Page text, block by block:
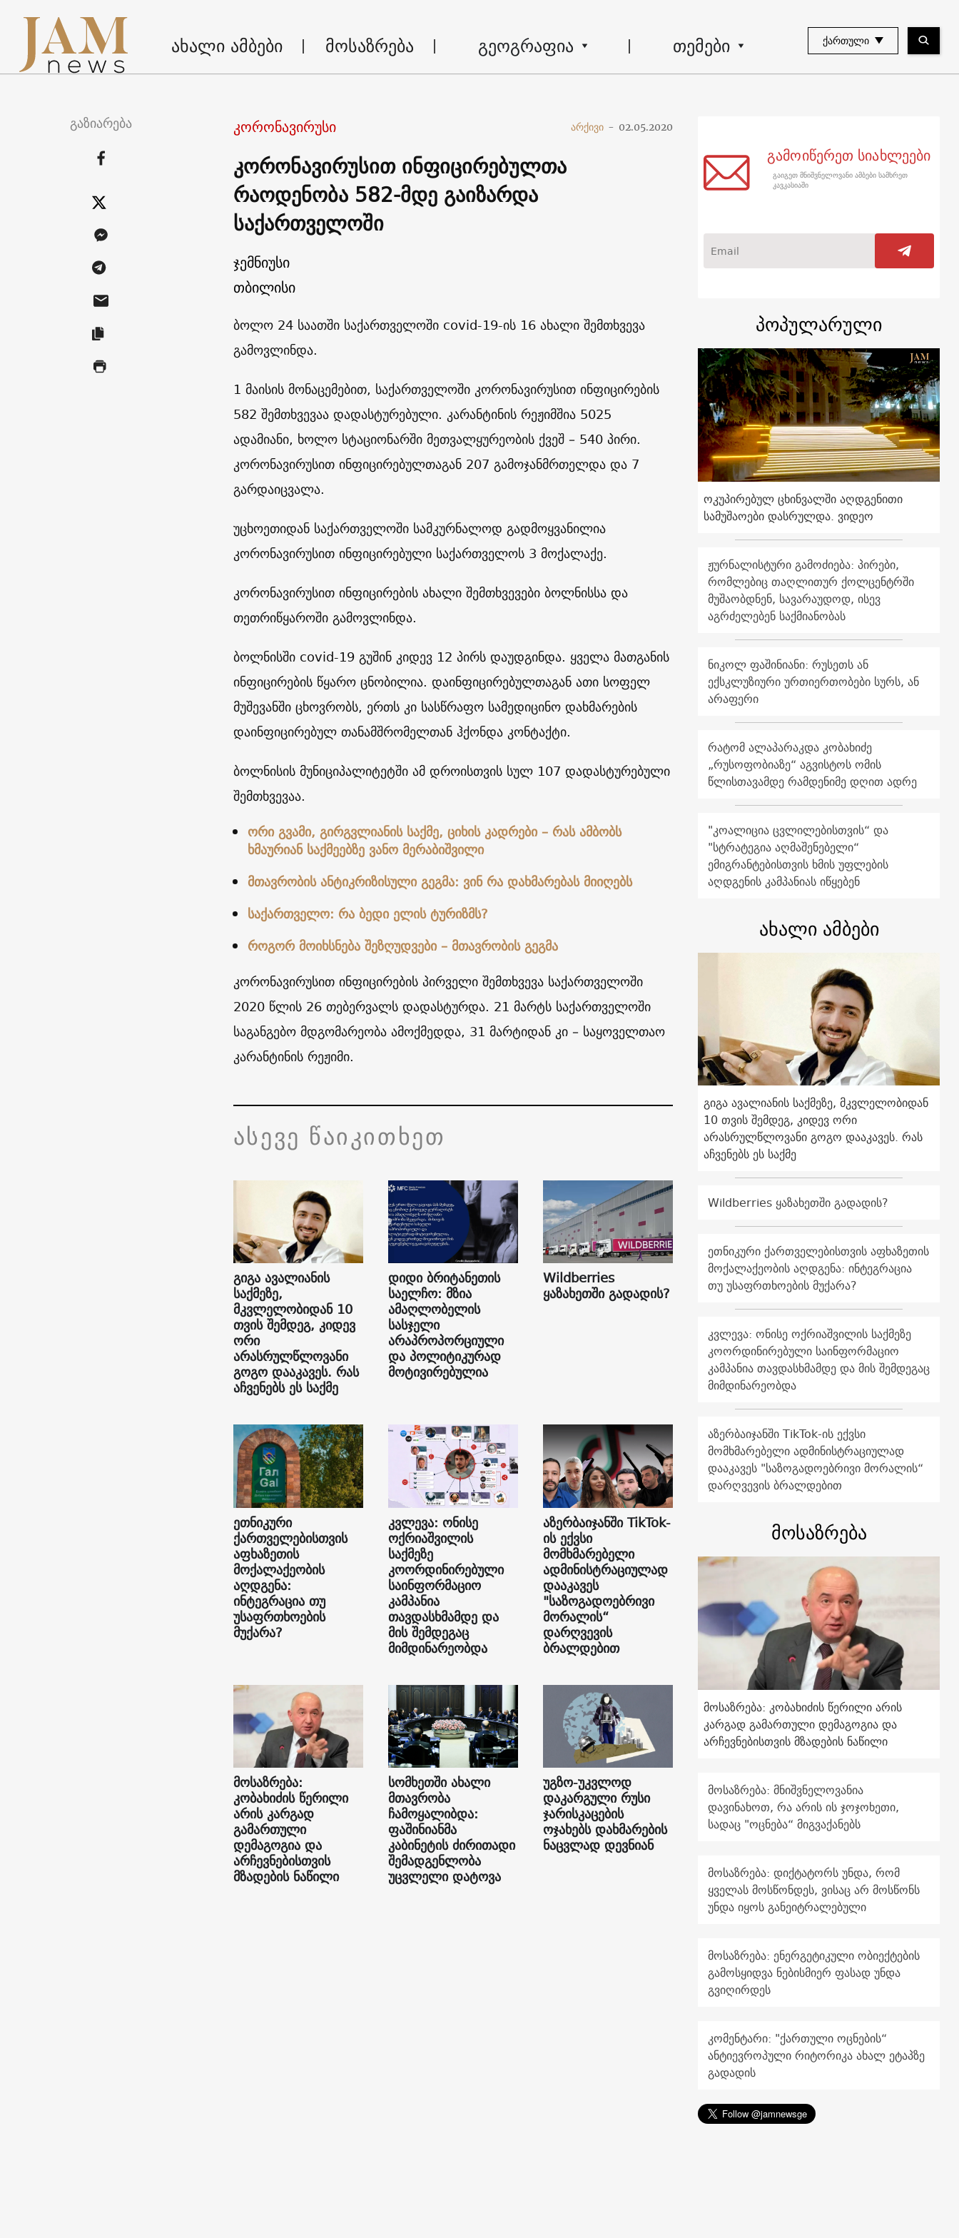
ახალი ამბები მოსაზრება გეოგრაფია თემები ᲥᲐᲠᲗᲣᲚᲘ
გაზიარება კორონავირუსი არქივი - 02.05.2020
კორონავირუსით ინფიცირებულთა
რაოდენობა 582-მდე გაიზარდა
საქართველოში
ჯემნიუსი
თბილისი
ბოლო 24 საათში საქართველოში covid-19-ის 16 ახალი შემთხვევა
გამოვლინდა.
1 მაისის მონაცემებით, საქართველოში კორონავირუსით ინფიცირების
582 შემთხვევაა დადასტურებული. კარანტინის რეჟიმშია 5025
ადამიანი, ხოლო სტაციონარში მეთვალყურეობის ქვეშ – 540 პირი.
კორონავირუსით ინფიცირებულთაგან 207 გამოჯანმრთელდა და 7
გარდაიცვალა.
უცხოეთიდან საქართველოში სამკურნალოდ გადმოყვანილია
კორონავირუსით ინფიცირებული საქართველოს 3 მოქალაქე.
კორონავირუსით ინფიცირების ახალი შემთხვევები ბოლნისსა და
თეთრიწყაროში გამოვლინდა.
ბოლნისში covid-19 გუშინ კიდევ 12 პირს დაუდგინდა. ყველა მათგანის
ინფიცირების წყარო ცნობილია. დაინფიცირებულთაგან ათი სოფელ
მუშევანში ცხოვრობს, ერთს კი სასწრაფო სამედიცინო დახმარების
დაინფიცირებულ თანამშრომელთან ჰქონდა კონტაქტი.
ბოლნისის მუნიციპალიტეტში ამ დროისთვის სულ 107 დადასტურებული
შემთხვევაა.
ორი გვამი, გირგვლიანის საქმე, ციხის კადრები – რას ამბობს
ხმაურიან საქმეებზე ვანო მერაბიშვილი
მთავრობის ანტიკრიზისული გეგმა: ვინ რა დახმარებას მიიღებს
საქართველო: რა ბედი ელის ტურიზმს?
როგორ მოიხსნება შეზღუდვები – მთავრობის გეგმა
კორონავირუსით ინფიცირების პირველი შემთხვევა საქართველოში
2020 წლის 26 თებერვალს დადასტურდა. 21 მარტს საქართველოში
საგანგებო მდგომარეობა ამოქმედდა, 31 მარტიდან კი – საყოველთაო
კარანტინის რეჟიმი.
ასევე წაიკითხეთ
გიგა ავალიანის
საქმეზე,
მკვლელობიდან 10
თვის შემდეგ, კიდევ
ორი
არასრულწლოვანი
გოგო დააკავეს. რას
აჩვენებს ეს საქმე
დიდი ბრიტანეთის
საელჩო: მზია
ამაღლობელის
სასჯელი
არაპროპორციული
და პოლიტიკურად
მოტივირებულია
Wildberries
ყაზახეთში გადადის?
ეთნიკური
ქართველებისთვის
აფხაზეთის
მოქალაქეობის
აღდგენა:
ინტეგრაცია თუ
უსაფრთხოების
მუქარა?
კვლევა: ონისე
ოქრიაშვილის
საქმეზე
კოორდინირებული
საინფორმაციო
კამპანია
თავდასხმამდე და
მის შემდეგაც
მიმდინარეობდა
აზერბაიჯანში TikTok-
ის ექვსი
მომხმარებელი
ადმინისტრაციულად
დააკავეს
"საზოგადოებრივი
მორალის“
დარღვევის
ბრალდებით
მოსაზრება:
კობახიძის წერილი
არის კარგად
გამართული
დემაგოგია და
არჩევნებისთვის
მზადების ნაწილი
სომხეთში ახალი
მთავრობა
ჩამოყალიბდა:
ფაშინიანმა
კაბინეტის ძირითადი
შემადგენლობა
უცვლელი დატოვა
უგზო-უკვლოდ
დაკარგული რუსი
ჯარისკაცების
ოჯახებს დახმარების
ნაცვლად დევნიან
გამოიწერეთ სიახლეები
გაიგეთ მნიშვნელოვანი ამბები სამხრეთ
კავკასიაში
პოპულარული
ოკუპირებულ ცხინვალში აღდგენითი
სამუშაოები დასრულდა. ვიდეო
ჟურნალისტური გამოძიება: პირები,
რომლებიც თაღლითურ ქოლცენტრში
მუშაობდნენ, სავარაუდოდ, ისევ
აგრძელებენ საქმიანობას
ნიკოლ ფაშინიანი: რუსეთს ან
ექსკლუზიური ურთიერთობები სურს, ან
არაფერი
რატომ ალაპარაკდა კობახიძე
„რუსოფობიაზე“ აგვისტოს ომის
წლისთავამდე რამდენიმე დღით ადრე
"კოალიცია ცვლილებისთვის“ და
"სტრატეგია აღმაშენებელი“
ემიგრანტებისთვის ხმის უფლების
აღდგენის კამპანიას იწყებენ
ახალი ამბები
გიგა ავალიანის საქმეზე, მკვლელობიდან
10 თვის შემდეგ, კიდევ ორი
არასრულწლოვანი გოგო დააკავეს. რას
აჩვენებს ეს საქმე
Wildberries ყაზახეთში გადადის?
ეთნიკური ქართველებისთვის აფხაზეთის
მოქალაქეობის აღდგენა: ინტეგრაცია
თუ უსაფრთხოების მუქარა?
კვლევა: ონისე ოქრიაშვილის საქმეზე
კოორდინირებული საინფორმაციო
კამპანია თავდასხმამდე და მის შემდეგაც
მიმდინარეობდა
აზერბაიჯანში TikTok-ის ექვსი
მომხმარებელი ადმინისტრაციულად
დააკავეს "საზოგადოებრივი მორალის“
დარღვევის ბრალდებით
მოსაზრება
მოსაზრება: კობახიძის წერილი არის
კარგად გამართული დემაგოგია და
არჩევნებისთვის მზადების ნაწილი
მოსაზრება: მნიშვნელოვანია
დავინახოთ, რა არის ის ჯოჯოხეთი,
სადაც "ოცნება“ მიგვაქანებს
მოსაზრება: დიქტატორს უნდა, რომ
ყველას მოსწონდეს, ვისაც არ მოსწონს
უნდა იყოს განეიტრალებული
მოსაზრება: ენერგეტიკული ობიექტების
გამოსყიდვა ნებისმიერ ფასად უნდა
გვიღირდეს
კომენტარი: "ქართული ოცნების“
ანტიევროპული რიტორიკა ახალ ეტაპზე
გადადის